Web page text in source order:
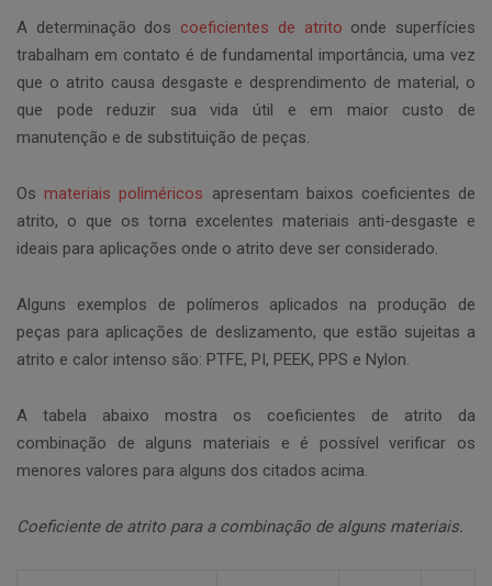
A determinação dos coeficientes de atrito onde superfícies
trabalham em contato é de fundamental importância, uma vez
que o atrito causa desgaste e desprendimento de material, o
que pode reduzir sua vida útil e em maior custo de
manutenção e de substituição de peças.
Os materiais poliméricos apresentam baixos coeficientes de
atrito, o que os torna excelentes materiais anti-desgaste e
ideais para aplicações onde o atrito deve ser considerado.
Alguns exemplos de polímeros aplicados na produção de
peças para aplicações de deslizamento, que estão sujeitas a
atrito e calor intenso são: PTFE, PI, PEEK, PPS e Nylon.
A tabela abaixo mostra os coeficientes de atrito da
combinação de alguns materiais e é possível verificar os
menores valores para alguns dos citados acima.
Coeficiente de atrito para a combinação de alguns materiais.